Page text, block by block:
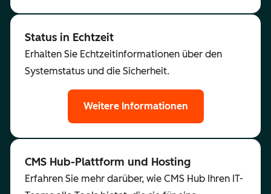
Status in Echtzeit
Erhalten Sie Echtzeitinformationen über den
Systemstatus und die Sicherheit.
Weitere Informationen
CMS Hub-Plattform und Hosting
Erfahren Sie mehr darüber, wie CMS Hub Ihren IT-